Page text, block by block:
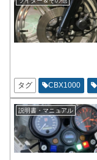
タグ CBX1000
説明書・マニュアル